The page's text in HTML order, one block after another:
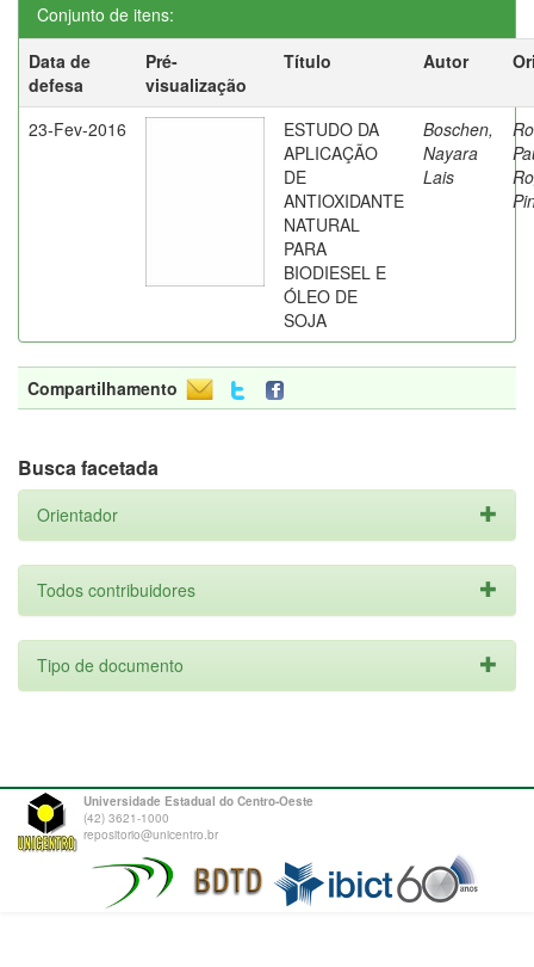
Conjunto de itens:
Data de
defesa
Pré-
visualização
Título Autor
23-Fev-2016
ESTUDO DA
APLICAÇÃO
DE
ANTIOXIDANTE
NATURAL
PARA
BIODIESEL E
ÓLEO DE
SOJA
Boschen,
Nayara
Lais
Compartilhamento
Busca facetada
Orientador
Todos contribuidores
Tipo de documento
Universidade Estadual do Centro-Oeste
(42) 3621-1000
repositorio@unicentro.br